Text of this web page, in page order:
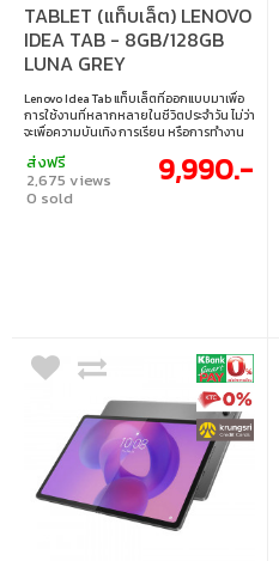
TABLET (แท็บเล็ต) LENOVO
IDEA TAB - 8GB/128GB
LUNA GREY
Lenovo Idea Tab แท็บเล็ตที่ออกแบบมาเพื่อ
การใช้งานที่หลากหลายในชีวิตประจำวัน ไม่ว่า
จะเพื่อความบันเทิง การเรียน หรือการทำงาน
ตอบโจทย์การใช้งานทั้งในบ้านและระหว่างเดิน
ทางได้อย่างลงตัว • หน้าจอแสดงผล: 11 นิ้ว •
ซีพียู: MediaTek Dimensity 6300 • แรม/
ส่งฟรี
2,675 views
0 sold
9,990.-